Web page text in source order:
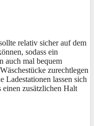
relativ sicher auf dem
sodass ein
auch mal bequem
zurechtlegen
Ladestationen lassen sich
einen zusätzlichen Halt